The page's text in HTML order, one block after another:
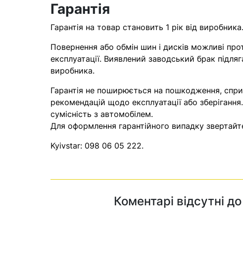
Гарантія
Гарантія на товар становить 1 рік від виробника.
Повернення або обмін шин і дисків можливі
експлуатації. Виявлений заводський брак
виробника.
Гарантія не поширюється на пошкодження,
рекомендацій щодо експлуатації або
сумісність з автомобілем.
Для оформлення гарантійного випадку
Kyivstar: 098 06 05 222.
Коментарі відсутні